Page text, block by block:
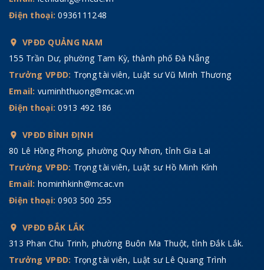
Điện thoại:0936111248
VPĐD QUẢNG NAM
155 Trần Dư, phường Tam Kỳ, thành phố Đà Nẵng
Trưởng VPĐD: Trọng tài viên, Luật sư Vũ Minh Thương
Email: vuminhthuong@mcac.vn
Điện thoại:0913 492 186
VPĐD BÌNH ĐỊNH
80 Lê Hồng Phong, phường Quy Nhơn, tỉnh Gia Lai
Trưởng VPĐD: Trọng tài viên, Luật sư Hồ Minh Kính
Email: hominhkinh@mcac.vn
Điện thoại:0903 500 255
VPĐD ĐẮK LẮK
313 Phan Chu Trinh, phường Buôn Ma Thuột, tỉnh Đắk Lắk.
Trưởng VPĐD: Trọng tài viên, Luật sư Lê Quang Trình